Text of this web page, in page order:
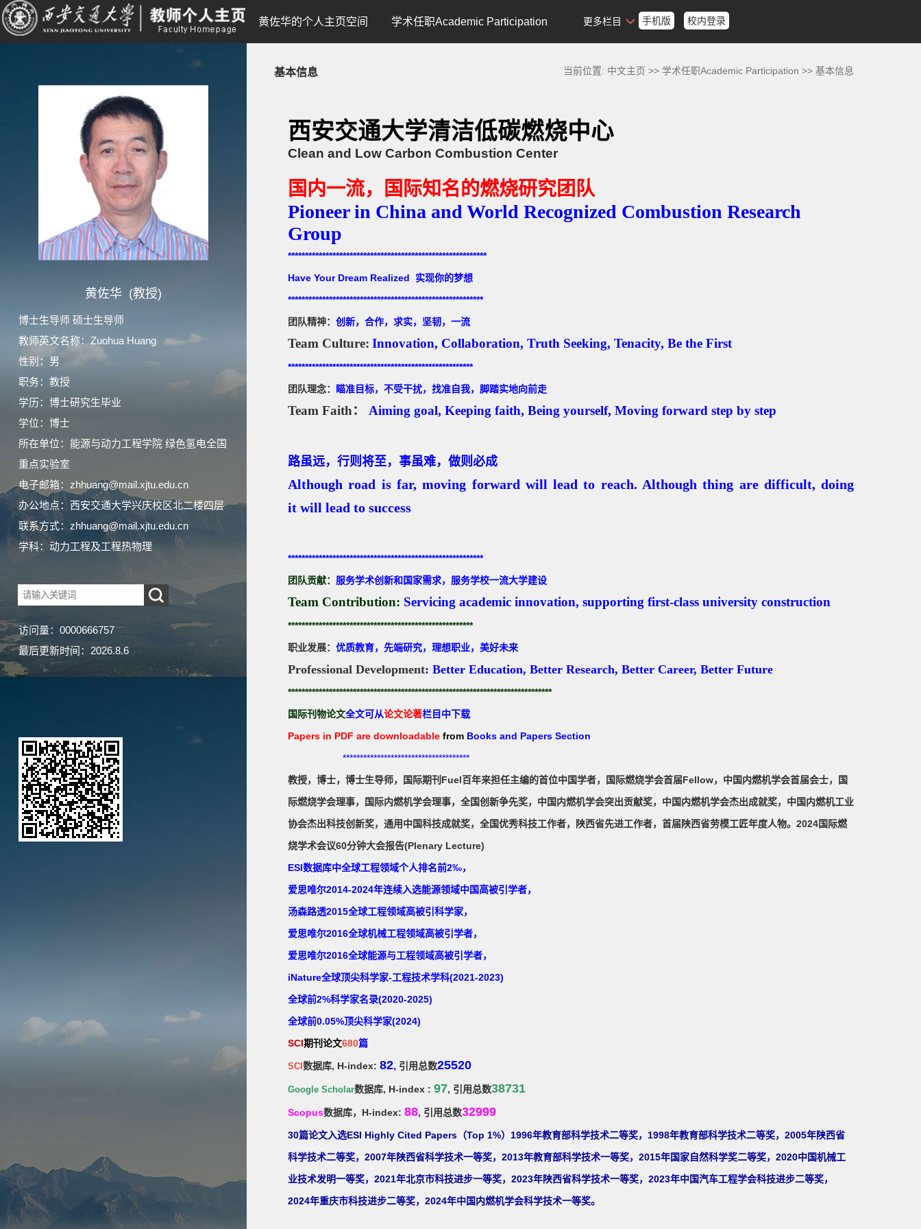
黄佐华 (教授)
博士生导师 硕士生导师
教师英文名称：Zuohua Huang
性别：男
职务：教授
学历：博士研究生毕业
学位：博士
所在单位：能源与动力工程学院 绿色氢电全国
重点实验室
电子邮箱： zhhuang@mail.xjtu.edu.cn
办公地点：西安交通大学兴庆校区北二楼四层
联系方式： zhhuang@mail.xjtu.edu.cn
学科：动力工程及工程热物理
访问量： 0000666757
最后更新时间： 2026.8.6
黄佐华的个人主页空间 学术任职Academic Participation 更多栏目 手机版 校内登录
基本信息 当前位置: 中文主页 >> 学术任职Academic Participation >>基本信息
西安交通大学清洁低碳燃烧中心
Clean and Low Carbon Combustion Center
国内一流，国际知名的燃烧研究团队
Pioneer in China and World Recognized Combustion Research
Group
**********************************************************
Have Your Dream Realized 实现你的梦想
*********************************************************
团队精神： 创新，合作，求实，坚韧，一流
Team Culture: Innovation, Collaboration, Truth Seeking, Tenacity, Be the First
******************************************************
团队理念：
瞄准目标，不受干扰，找准自我，脚踏实地向前走
Team Faith： Aiming goal, Keeping faith, Being yourself, Moving forward step by step
路虽远，行则将至，事虽难，做则必成
Although road is far, moving forward will lead to reach. Although thing are difficult, doing
it will lead to success
*********************************************************
团队贡献： 服务学术创新和国家需求，服务学校一流大学建设
Team Contribution: Servicing academic innovation, supporting first-class university construction
******************************************************
职业发展： 优质教育，先端研究，理想职业，美好未来
Professional Development: Better Education, Better Research, Better Career, Better Future
*****************************************************************************
国际刊物论文全文可从论文论著栏目中下载
Papers in PDF are downloadable from Books and Papers Section
*************************************
教授，博士，博士生导师，国际期刊Fuel百年来担任主编的首位中国学者，国际燃烧学会首届Fellow，中国内燃机学会首届会士，国
际燃烧学会理事，国际内燃机学会理事，全国创新争先奖，中国内燃机学会突出贡献奖，中国内燃机学会杰出成就奖，中国内燃机工业
协会杰出科技创新奖，通用中国科技成就奖，全国优秀科技工作者，陕西省先进工作者，首届陕西省劳模工匠年度人物。2024国际燃
烧学术会议60分钟大会报告(Plenary Lecture)
ESI数据库中全球工程领域个人排名前2‰，
爱思唯尔2014-2024年连续入选能源领域中国高被引学者，
汤森路透2015全球工程领域高被引科学家，
爱思唯尔2016全球机械工程领域高被引学者，
爱思唯尔2016全球能源与工程领域高被引学者，
iNature全球顶尖科学家-工程技术学科(2021-2023)
全球前2%科学家名录(2020-2025)
全球前0.05%顶尖科学家(2024)
SCI期刊论文680篇
SCI 数据库, H-index: 82, 引用总数25520
Google Scholar数据库, H-index : 97, 引用总数38731
Scopus数据库，H-index: 88, 引用总数32999
30篇论文入选ESI Highly Cited Papers（Top 1%） 1996年教育部科学技术二等奖，1998年教育部科学技术二等奖，2005年陕西省
科学技术二等奖，2007年陕西省科学技术一等奖，2013年教育部科学技术一等奖，2015年国家自然科学奖二等奖，2020中国机械工
业技术发明一等奖，2021年北京市科技进步一等奖，2023年陕西省科学技术一等奖，2023年中国汽车工程学会科技进步二等奖，
2024年重庆市科技进步二等奖，2024年中国内燃机学会科学技术一等奖。